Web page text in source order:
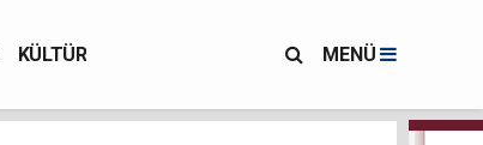
KÜLTÜR MENÜ